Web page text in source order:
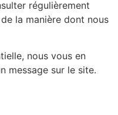
régulièrement
la manière dont nous
nous vous en
message sur le site.